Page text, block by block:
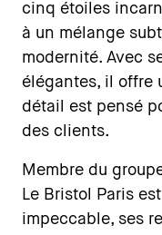
cinq étoiles
à un mélange
modernité. Avec
élégantes, il offre
détail est pensé
des clients.
Membre du
Le Bristol Paris
impeccable, ses